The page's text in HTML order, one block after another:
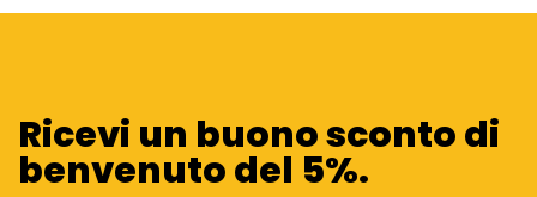
Ricevi un buono sconto di
benvenuto del 5%.